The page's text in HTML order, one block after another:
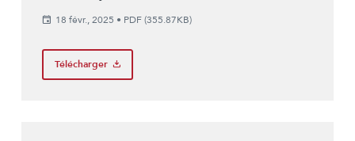
18 févr., 2025 • PDF (355.87KB)
Télécharger